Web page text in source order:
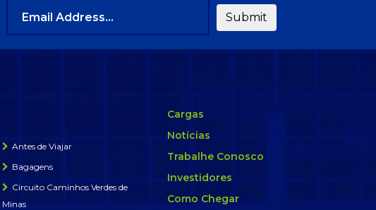
Antes de Viajar
Bagagens
Circuito Caminhos Verdes de
Minas
Cargas
Notícias
Trabalhe Conosco
Investidores
Como Chegar